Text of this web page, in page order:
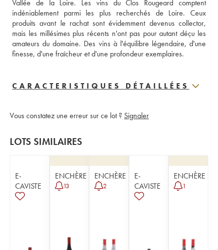
Vallée de la Loire. Les vins du Clos Rougeard comptent
indéniablement parmi les plus recherchés de Loire. Ceux
produits avant le rachat sont évidemment devenus collector,
mais les millésimes plus récents n'ont pas pour autant déçu les
amateurs du domaine. Des vins à l'équilibre légendaire, d'une
finesse, d'une fraîcheur et d'une profondeur exemplaires.
CARACTERISTIQUES DÉTAILLÉES
Vous constatez une erreur sur ce lot ? Signaler
LOTS SIMILAIRES
E-
CAVISTE
ENCHÈRE
13
ENCHÈRE
2
E-
CAVISTE
ENCHÈRE
1